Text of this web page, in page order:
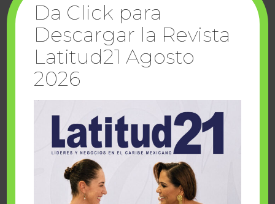
Cuando la solidaridad inspira; cumplen
sueños Fairmont Mayakoba y Make-A-Wish
Da Click para
Descargar la Revista
Latitud21 Agosto
2026